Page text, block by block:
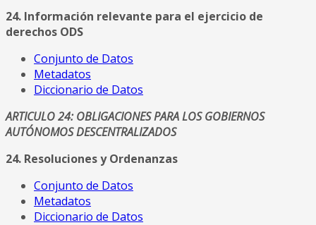
24. Información relevante para el ejercicio de
derechos ODS
Conjunto de Datos
Metadatos
Diccionario de Datos
ARTICULO 24: OBLIGACIONES PARA LOS GOBIERNOS
AUTÓNOMOS DESCENTRALIZADOS
24. Resoluciones y Ordenanzas
Conjunto de Datos
Metadatos
Diccionario de Datos